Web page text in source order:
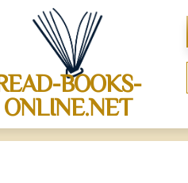
BOOKS-
ONLINE.NET